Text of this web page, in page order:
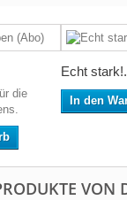
die
Echt
In den
VON